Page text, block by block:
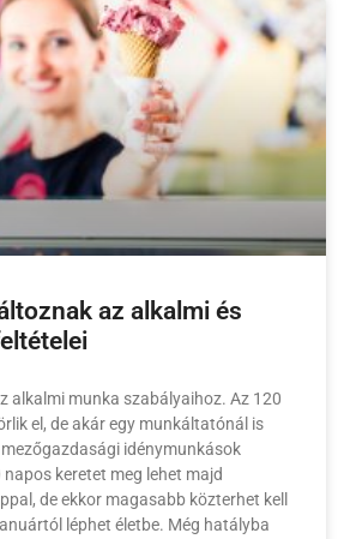
az alkalmi és
alkalmi munka szabályaihoz. Az 120
el, de akár egy munkáltatónál is
idénymunkások
keretet meg lehet majd
de ekkor magasabb közterhet kell
léphet életbe. Még hatályba